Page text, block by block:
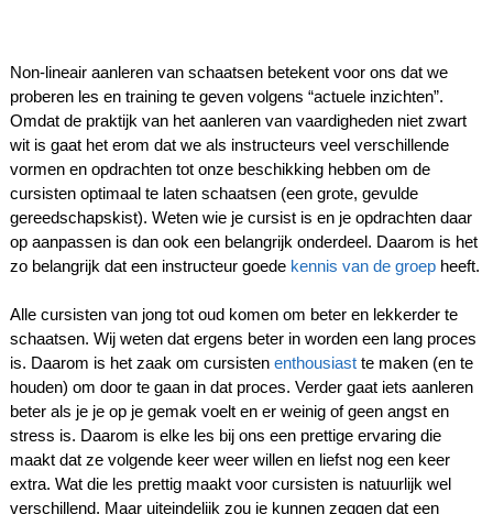
Non-lineair aanleren van schaatsen betekent voor ons dat we
proberen les en training te geven volgens “actuele inzichten”.
Omdat de praktijk van het aanleren van vaardigheden niet zwart
wit is gaat het erom dat we als instructeurs veel verschillende
vormen en opdrachten tot onze beschikking hebben om de
cursisten optimaal te laten schaatsen (een grote, gevulde
gereedschapskist). Weten wie je cursist is en je opdrachten daar
op aanpassen is dan ook een belangrijk onderdeel. Daarom is het
zo belangrijk dat een instructeur goede kennis van de groepheeft.
Alle cursisten van jong tot oud komen om beter en lekkerder te
schaatsen. Wij weten dat ergens beter in worden een lang proces
is. Daarom is het zaak om cursisten enthousiastte maken (en te
houden) om door te gaan in dat proces. Verder gaat iets aanleren
beter als je je op je gemak voelt en er weinig of geen angst en
stress is. Daarom is elke les bij ons een prettige ervaring die
maakt dat ze volgende keer weer willen en liefst nog een keer
extra. Wat die les prettig maakt voor cursisten is natuurlijk wel
verschillend. Maar uiteindelijk zou je kunnen zeggen dat een